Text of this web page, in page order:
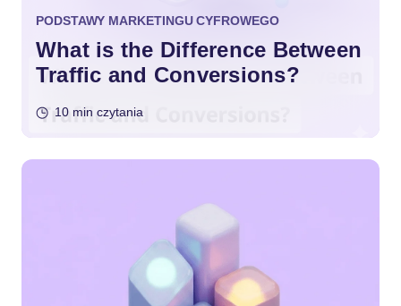
PODSTAWY MARKETINGU CYFROWEGO
What is the Difference Between
Traffic and Conversions?
10 min czytania